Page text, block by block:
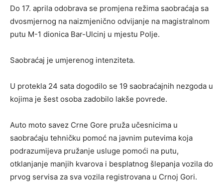
Do 17. aprila odobrava se promjena režima saobraćaja sa
dvosmjernog na naizmjenično odvijanje na magistralnom
putu M-1 dionica Bar-Ulcinj u mjestu Polje.
Saobraćaj je umjerenog intenziteta.
U protekla 24 sata dogodilo se 19 saobraćajnih nezgoda u
kojima je šest osoba zadobilo lakše povrede.
Auto moto savez Crne Gore pruža učesnicima u
saobraćaju tehničku pomoć na javnim putevima koja
podrazumijeva pružanje usluge pomoći na putu,
otklanjanje manjih kvarova i besplatnog šlepanja vozila do
prvog servisa za sva vozila registrovana u Crnoj Gori.